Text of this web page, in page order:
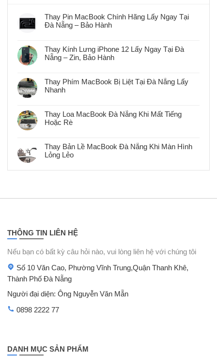
Thay Pin MacBook Chính Hãng Lấy Ngay Tại
Đà Nẵng – Bảo Hành
bình
luận
ở
Chính
Hãng
Lấy
Nẵng
–
Thay Kính Lưng iPhone 12 Lấy Ngay Tại Đà
Nẵng – Zin, Bảo Hành
bình
luận
ở
iPhone
12
Lấy
Nẵng
–
Hành
Thay Phím MacBook Bị Liệt Tại Đà Nẵng Lấy
Nhanh
bình
luận
ở
Bị
Liệt
Tại
Thay Loa MacBook Đà Nẵng Khi Mất Tiếng
Hoặc Rè
bình
luận
MacBook
Thay Bản Lề MacBook Đà Nẵng Khi Màn Hình
Lỏng Lẻo
có
Bản
Màn
Lẻo
THÔNG TIN LIÊN HỆ
Nếu bạn có bất kỳ câu hỏi nào, vui lòng liên hệ với chúng tôi
Số 10 Văn Cao, Phường Vĩnh Trung,Quận Thanh Khê,
Thành Phố Đà Nẵng
Người đại diện: Ông Nguyễn Văn Mẵn
0898 2222 77
DANH MỤC SẢN PHẨM